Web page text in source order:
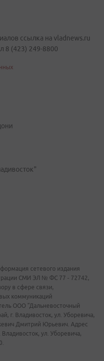
ссылка на vladnews.ru
8 (423) 249-8800
сетевого издания
СМИ ЭЛ № ФС 77 - 72742,
в сфере связи,
коммуникаций
ООО "Дальневосточный
г. Владивосток, ул. Уборевича,
Дмитрий Юрьевич. Адрес
ул. Уборевича,